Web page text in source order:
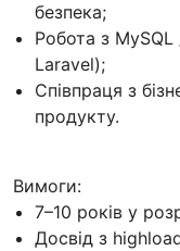
безпека;
Робота з
Laravel);
Співпраця з
продукту.
Вимоги:
7–10 років у
Досвід з